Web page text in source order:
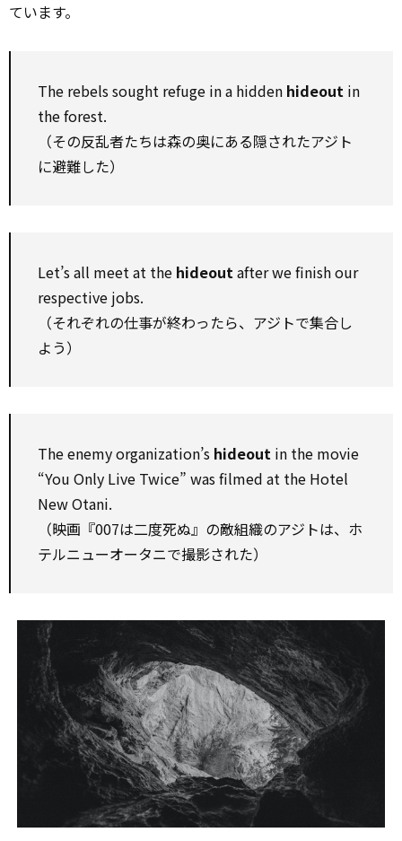
ています。
The rebels sought refuge in a hidden hideout in
the forest.
（その反乱者たちは森の奥にある隠されたアジト
に避難した）
Let’s all meet at the hideoutafter we finish our
respective jobs.
（それぞれの仕事が終わったら、アジトで集合し
よう）
The enemy organization’s hideout in the movie
“You Only Live Twice” was filmed at the Hotel
New Otani.
（映画『007は二度死ぬ』の敵組織のアジトは、ホ
テルニューオータニで撮影された）